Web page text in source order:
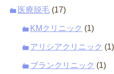
医療脱毛 (17)
KMクリニック (1)
アリシアクリニック (1)
ブランクリニック (1)